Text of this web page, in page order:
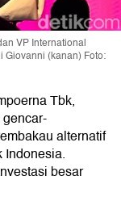
VP International
Giovanni (kanan) Foto:
Tbk,
alternatif
Indonesia.
besar